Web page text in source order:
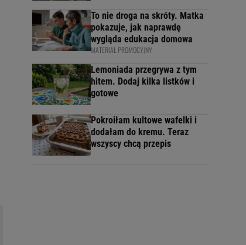
To nie droga na skróty. Matka
pokazuje, jak naprawdę
wygląda edukacja domowa
MATERIAŁ PROMOCYJNY
Lemoniada przegrywa z tym
hitem. Dodaj kilka listków i
gotowe
Pokroiłam kultowe wafelki i
dodałam do kremu. Teraz
wszyscy chcą przepis